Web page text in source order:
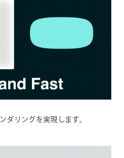
ダリングを実現します。